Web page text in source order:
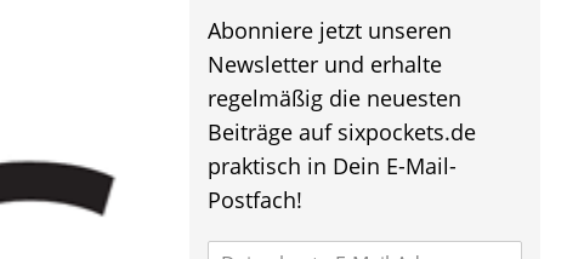
Abonniere jetzt unseren
Newsletter und erhalte
regelmäßig die neuesten
Beiträge auf sixpockets.de
praktisch in Dein E-Mail-
Postfach!